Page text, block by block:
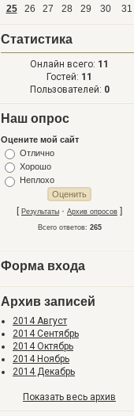
25
26 27 28 29 30 31
Статистика
Онлайн всего: 11
Гостей: 11
Пользователей: 0
Наш опрос
Оцените мой сайт
Отлично
Хорошо
Неплохо
[ Результаты · Архив опросов ]
Всего ответов: 265
Форма входа
Архив записей
2014 Август
2014 Сентябрь
2014 Октябрь
2014 Ноябрь
2014 Декабрь
Показать весь архив